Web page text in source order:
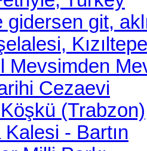
gidersen git,
Mevsimden
Cezaevi
(Trabzon)
- Bartın